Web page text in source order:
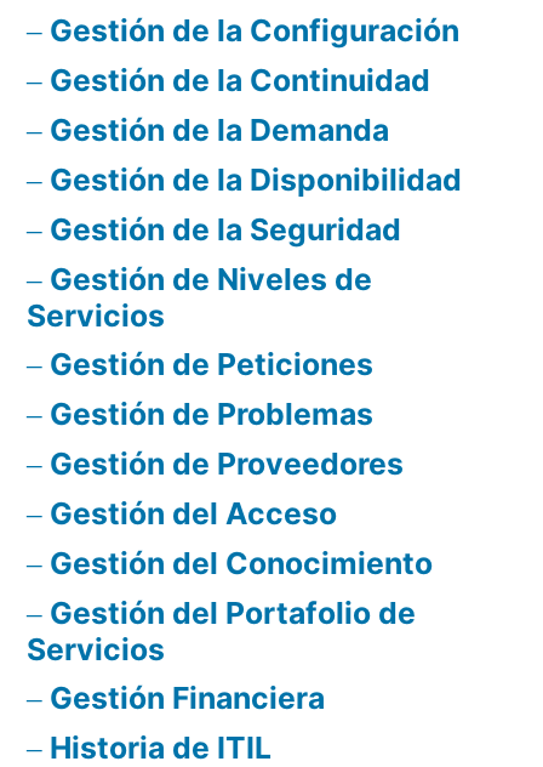
Gestión de la Configuración
Gestión de la Continuidad
Gestión de la Demanda
Gestión de la Disponibilidad
Gestión de la Seguridad
Gestión de Niveles de
Servicios
Gestión de Peticiones
Gestión de Problemas
Gestión de Proveedores
Gestión del Acceso
Gestión del Conocimiento
Gestión del Portafolio de
Servicios
Gestión Financiera
Historia de ITIL